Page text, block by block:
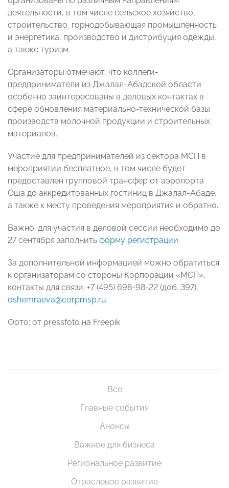
деятельности, в том числе сельское хозяйство,
строительство, горнодобывающая промышленность
и энергетика, производство и дистрибуция одежды,
а также туризм.
Организаторы отмечают, что коллеги-
предприниматели из Джалал-Абадской области
особенно заинтересованы в деловых контактах в
сфере обновления материально-технической базы
производств молочной продукции и строительных
материалов.
Участие для предпринимателей из сектора МСП в
мероприятии бесплатное, в том числе будет
предоставлен групповой трансфер от аэропорта
Оша до аккредитованных гостиниц в Джалал-Абаде,
а также к месту проведения мероприятия и обратно.
Важно: для участия в деловой сессии необходимо до
27 сентября заполнить форму регистрации.
За дополнительной информацией можно обратиться
к организаторам со стороны Корпорации «МСП»,
контакты для связи: +7 (495) 698-98-22 (доб. 397),
oshemraeva@corpmsp.ru.
Фото: от pressfoto на Freepik
Все
Главные события
Анонсы
Важное для бизнеса
Региональное развитие
Отраслевое развитие